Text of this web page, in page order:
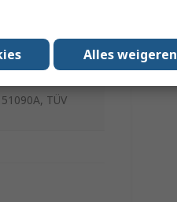
TÜV
Alles weigeren